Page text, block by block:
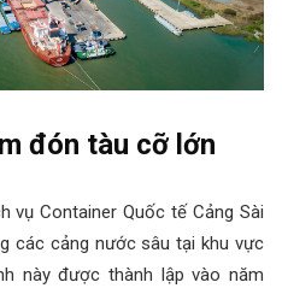
đón tàu cỡ lớn
vụ Container Quốc tế Cảng Sài
các cảng nước sâu tại khu vực
này được thành lập vào năm